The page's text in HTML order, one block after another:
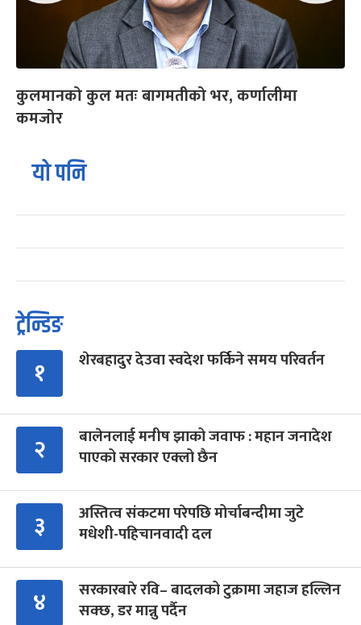
कुलमानको कुल मतः बागमतीको भर, कर्णालीमा
कमजोर
यो पनि
ट्रेन्डिङ
१ शेरबहादुर देउवा स्वदेश फर्किने समय परिवर्तन
२
बालेनलाई मनीष झाको जवाफ : महान जनादेश
पाएको सरकार एक्लो छैन
३
अस्तित्व संकटमा परेपछि मोर्चाबन्दीमा जुटे
मधेशी-पहिचानवादी दल
४
सरकारबारे रवि– बादलको टुक्रामा जहाज हल्लिन
सक्छ, डर मान्नु पर्दैन